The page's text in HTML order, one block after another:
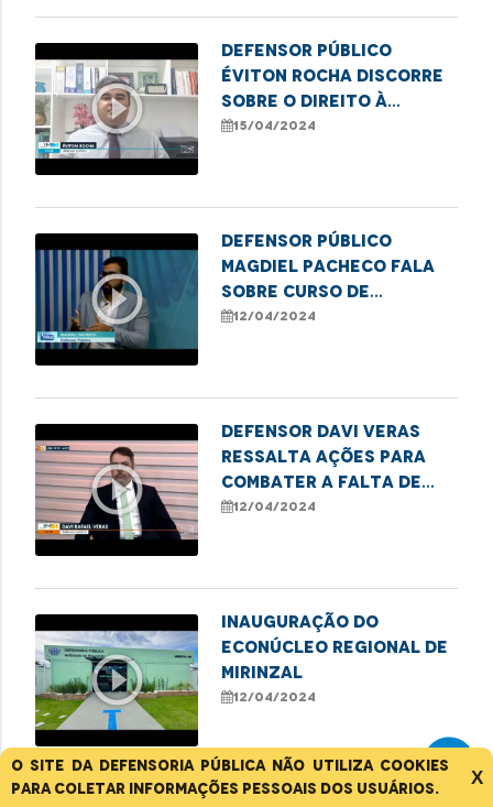
O site da Defensoria Pública não utiliza cookies
para coletar informações pessoais dos usuários.
X
play_circle_outline
Defensor público
Éviton Rocha discorre
sobre o direito à
moradia e insegurança
15/04/2024
play_circle_outline
Defensor público
Magdiel Pacheco fala
sobre curso de
formação de
12/04/2024
play_circle_outline
Defensor Davi Veras
ressalta ações para
combater a falta de
vagas nas escolas
12/04/2024
play_circle_outline
Inauguração do
Econúcleo Regional de
Mirinzal
12/04/2024